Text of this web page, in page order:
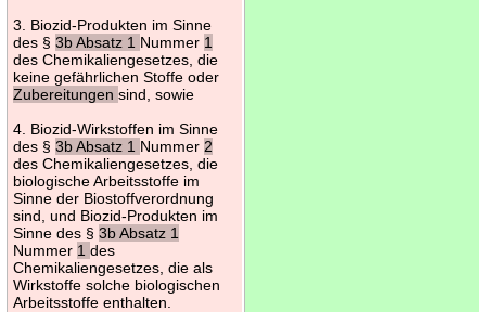
3. Biozid-Produkten im Sinne
des §3b Absatz 1 Nummer 1
des Chemikaliengesetzes, die
keine gefährlichen Stoffe oder
Zubereitungensind, sowie
4. Biozid-Wirkstoffen im Sinne
des §3b Absatz 1 Nummer 2
des Chemikaliengesetzes, die
biologische Arbeitsstoffe im
Sinne der Biostoffverordnung
sind, und Biozid-Produkten im
Sinne des §3b Absatz 1
Nummer 1des
Chemikaliengesetzes, die als
Wirkstoffe solche biologischen
Arbeitsstoffe enthalten.